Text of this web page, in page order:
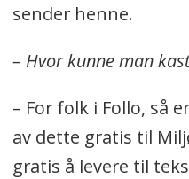
sender henne.
– Hvor kunne man
– For folk i Follo, så
av dette gratis til
gratis å levere til